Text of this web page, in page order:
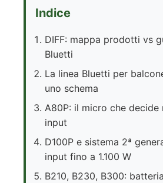
Indice
DIFF: mappa prodotti vs
Bluetti
La linea Bluetti per
uno schema
A80P: il micro che decide
input
D100P e sistema 2ª
input fino a 1.100 W
B210, B230, B300: